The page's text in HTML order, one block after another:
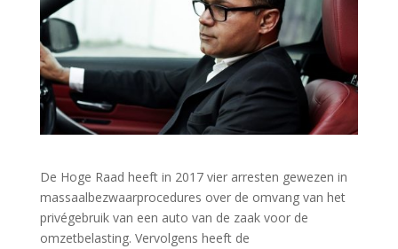
De Hoge Raad heeft in 2017 vier arresten gewezen in
massaalbezwaarprocedures over de omvang van het
privégebruik van een auto van de zaak voor de
omzetbelasting. Vervolgens heeft de